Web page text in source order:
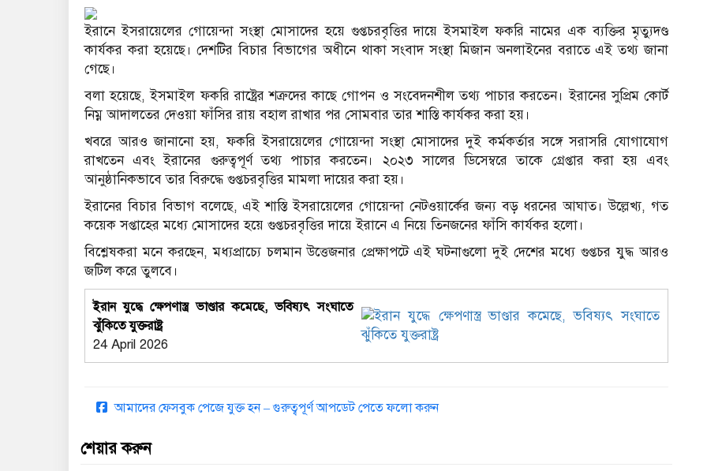
ইরানে ইসরায়েলের গোয়েন্দা সংস্থা মোসাদের হয়ে গুপ্তচরবৃত্তির দায়ে ইসমাইল ফকরি নামের এক ব্যক্তির মৃত্যুদণ্ড
কার্যকর করা হয়েছে। দেশটির বিচার বিভাগের অধীনে থাকা সংবাদ সংস্থা মিজান অনলাইনের বরাতে এই তথ্য জানা
গেছে।
বলা হয়েছে, ইসমাইল ফকরি রাষ্ট্রের শত্রুদের কাছে গোপন ও সংবেদনশীল তথ্য পাচার করতেন। ইরানের সুপ্রিম কোর্ট
নিম্ন আদালতের দেওয়া ফাঁসির রায় বহাল রাখার পর সোমবার তার শাস্তি কার্যকর করা হয়।
খবরে আরও জানানো হয়, ফকরি ইসরায়েলের গোয়েন্দা সংস্থা মোসাদের দুই কর্মকর্তার সঙ্গে সরাসরি যোগাযোগ
রাখতেন এবং ইরানের গুরুত্বপূর্ণ তথ্য পাচার করতেন। ২০২৩ সালের ডিসেম্বরে তাকে গ্রেপ্তার করা হয় এবং
আনুষ্ঠানিকভাবে তার বিরুদ্ধে গুপ্তচরবৃত্তির মামলা দায়ের করা হয়।
ইরানের বিচার বিভাগ বলেছে, এই শাস্তি ইসরায়েলের গোয়েন্দা নেটওয়ার্কের জন্য বড় ধরনের আঘাত। উল্লেখ্য, গত
কয়েক সপ্তাহের মধ্যে মোসাদের হয়ে গুপ্তচরবৃত্তির দায়ে ইরানে এ নিয়ে তিনজনের ফাঁসি কার্যকর হলো।
বিশ্লেষকরা মনে করছেন, মধ্যপ্রাচ্যে চলমান উত্তেজনার প্রেক্ষাপটে এই ঘটনাগুলো দুই দেশের মধ্যে গুপ্তচর যুদ্ধ আরও
জটিল করে তুলবে।
ইরান যুদ্ধে ক্ষেপণাস্ত্র ভাণ্ডার কমেছে, ভবিষ্যৎ সংঘাতে
ঝুঁকিতে যুক্তরাষ্ট্র
24 April 2026
আমাদের ফেসবুক পেজে যুক্ত হন – গুরুত্বপূর্ণ আপডেট পেতে ফলো করুন
শেয়ার করুন